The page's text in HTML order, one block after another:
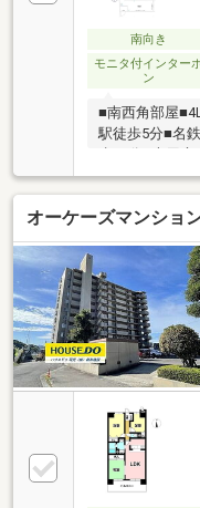
南向き
モニタ付インター
ン
■南西角部屋
駅徒歩5分■名
＞・全室クロ
フロア貼替（
レ交換・浴室
イフインフォ
（約940m）
杉の子幼稚園
山中央店：徒
山清水店：徒
オーケーズマンショ